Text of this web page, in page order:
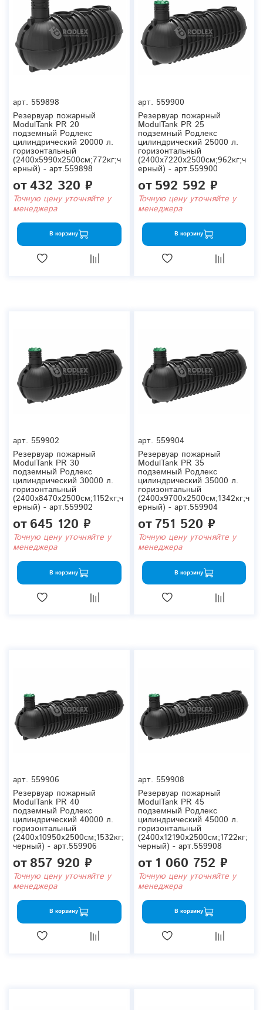
арт. 559898
Резервуар пожарный
ModulTank PR 20
подземный Родлекс
цилиндрический 20000 л.
горизонтальный
(2400x5990x2500см;772кг;ч
ерный) - арт.559898
от432 320 ₽
Точную цену уточняйте у
менеджера
В корзину
арт. 559900
Резервуар пожарный
ModulTank PR 25
подземный Родлекс
цилиндрический 25000 л.
горизонтальный
(2400x7220x2500см;962кг;ч
ерный) - арт.559900
от592 592 ₽
Точную цену уточняйте у
менеджера
В корзину
арт. 559902
Резервуар пожарный
ModulTank PR 30
подземный Родлекс
цилиндрический 30000 л.
горизонтальный
(2400x8470x2500см;1152кг;ч
ерный) - арт.559902
от645 120 ₽
Точную цену уточняйте у
менеджера
В корзину
арт. 559904
Резервуар пожарный
ModulTank PR 35
подземный Родлекс
цилиндрический 35000 л.
горизонтальный
(2400x9700x2500см;1342кг;ч
ерный) - арт.559904
от751 520 ₽
Точную цену уточняйте у
менеджера
В корзину
арт. 559906
Резервуар пожарный
ModulTank PR 40
подземный Родлекс
цилиндрический 40000 л.
горизонтальный
(2400x10950x2500см;1532кг;
черный) - арт.559906
от857 920 ₽
Точную цену уточняйте у
менеджера
В корзину
арт. 559908
Резервуар пожарный
ModulTank PR 45
подземный Родлекс
цилиндрический 45000 л.
горизонтальный
(2400x12190x2500см;1722кг;
черный) - арт.559908
от 1 060 752 ₽
Точную цену уточняйте у
менеджера
В корзину